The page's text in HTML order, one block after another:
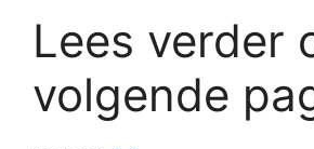
Lees verder
volgende